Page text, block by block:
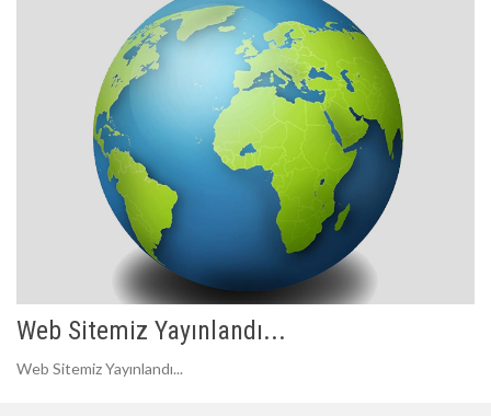
Web Sitemiz Yayınlandı...
Web Sitemiz Yayınlandı...